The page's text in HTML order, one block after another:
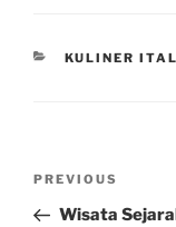
CATEGORIES
KULINER
Previous
Post
PREVIOUS
Wisata